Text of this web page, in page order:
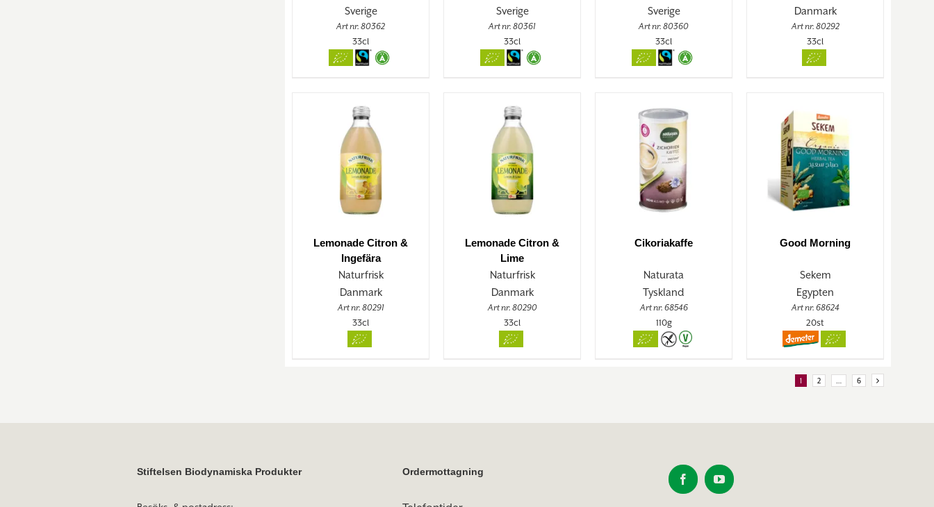
Sverige
Art nr. 80362
33cl
Sverige
Art nr. 80361
33cl
Sverige
Art nr. 80360
33cl
Danmark
Art nr. 80292
33cl
Lemonade Citron &
Ingefära
Naturfrisk
Danmark
Art nr. 80291
33cl
Lemonade Citron &
Lime
Naturfrisk
Danmark
Art nr. 80290
33cl
Cikoriakaffe
Naturata
Tyskland
Art nr. 68546
110g
Good Morning
Sekem
Egypten
Art nr. 68624
20st
1 2 … 6
Stiftelsen Biodynamiska Produkter Ordermottagning